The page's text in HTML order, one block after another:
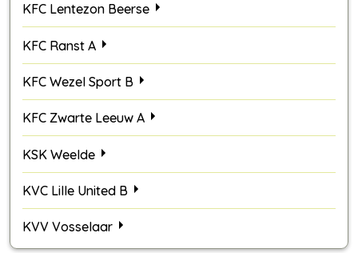
KFC Lentezon Beerse
KFC Ranst A
KFC Wezel Sport B
KFC Zwarte Leeuw A
KSK Weelde
KVC Lille United B
KVV Vosselaar